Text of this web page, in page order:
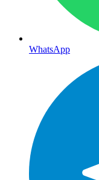
WhatsApp